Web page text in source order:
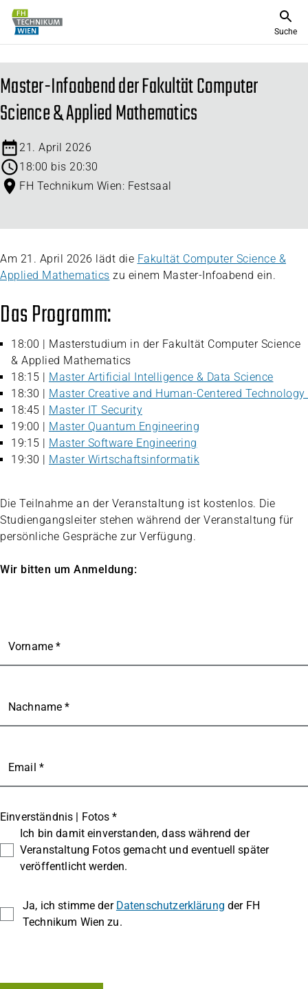
Suche
Master-Infoabend der Fakultät Computer
Science & Applied Mathematics
21. April 2026
18:00 bis 20:30
FH Technikum Wien: Festsaal
Am 21. April 2026 lädt die Fakultät Computer Science &
Applied Mathematics zu einem Master-Infoabend ein.
Das Programm:
18:00 | Masterstudium in der Fakultät Computer Science
& Applied Mathematics
18:15 | Master Artificial Intelligence & Data Science
18:30 | Master Creative and Human-Centered Technology
18:45 | Master IT Security
19:00 | Master Quantum Engineering
19:15 | Master Software Engineering
19:30 | Master Wirtschaftsinformatik
Die Teilnahme an der Veranstaltung ist kostenlos. Die
Studiengangsleiter stehen während der Veranstaltung für
persönliche Gespräche zur Verfügung.
Wir bitten um Anmeldung:
Vorname *
Nachname *
Email *
Einverständnis | Fotos *
Ich bin damit einverstanden, dass während der
Veranstaltung Fotos gemacht und eventuell später
veröffentlicht werden.
Ja, ich stimme der Datenschutzerklärung der FH
Technikum Wien zu.